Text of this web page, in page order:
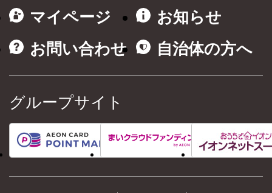
マイページ
お知らせ
お問い合わせ
自治体の方へ
グループサイト